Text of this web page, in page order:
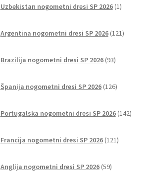
Uzbekistan nogometni dresi SP 2026 1izdelek
Argentina nogometni dresi SP 2026 121izdelkov
Brazilija nogometni dresi SP 2026 93izdelkov
Španija nogometni dresi SP 2026 126izdelkov
Portugalska nogometni dresi SP 2026 142
Francija nogometni dresi SP 2026 121izdelkov
Anglija nogometni dresi SP 2026 59izdelkov